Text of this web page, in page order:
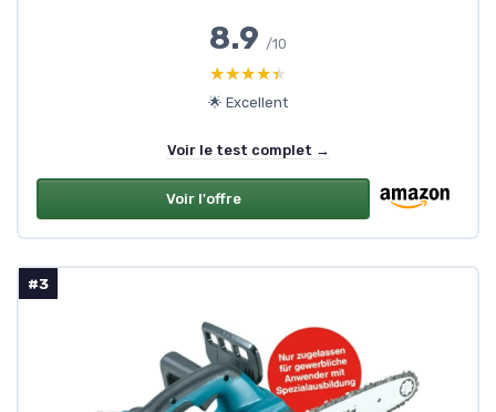
8.9 /10
★★★★★
★★★★★
🌟 Excellent
Voir le test complet →
Voir l'offre
#3